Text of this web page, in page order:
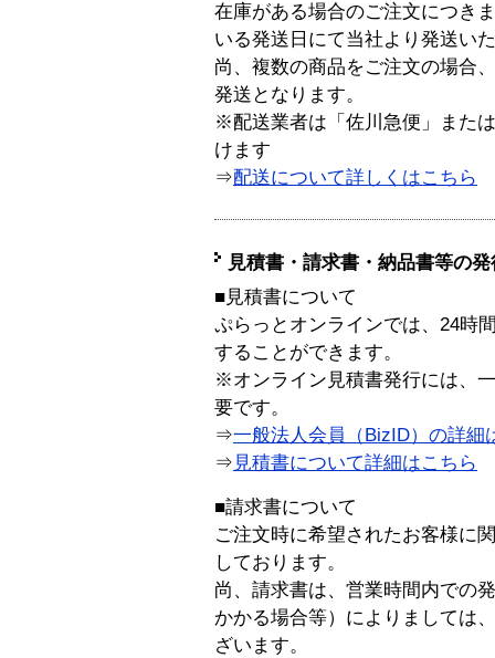
在庫がある場合のご注文につき
いる発送日にて当社より発送い
尚、複数の商品をご注文の場合
発送となります。
※配送業者は「佐川急便」また
けます
⇒配送について詳しくはこちら
見積書・請求書・納品書等の
■見積書について
ぷらっとオンラインでは、24時
することができます。
※オンライン見積書発行には、
要です。
⇒一般法人会員（BizID）の詳細
⇒ 見積書について詳細はこちら
■請求書について
ご注文時に希望されたお客様に
しております。
尚、請求書は、営業時間内での
かかる場合等）によりましては
ざいます。